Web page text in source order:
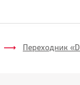
Переходник